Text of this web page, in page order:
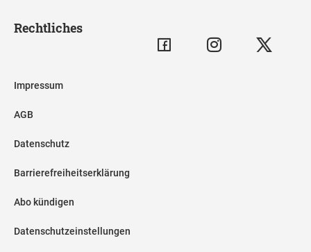
Rechtliches
Impressum
AGB
Datenschutz
Barrierefreiheitserklärung
Abo kündigen
Datenschutzeinstellungen